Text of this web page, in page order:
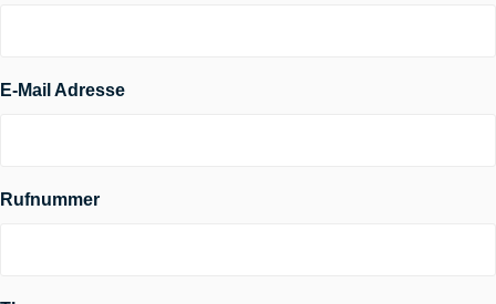
E-Mail Adresse
Rufnummer